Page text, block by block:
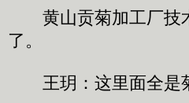
黄山贡菊加工厂技
了。
王玥：这里面全是